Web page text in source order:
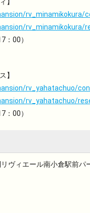
rv_minamikokura/
rv_minamikokura/
：00）
】
rv_yahatachuo/
rv_yahatachuo/
：00）
ヴィエール南小倉駅前